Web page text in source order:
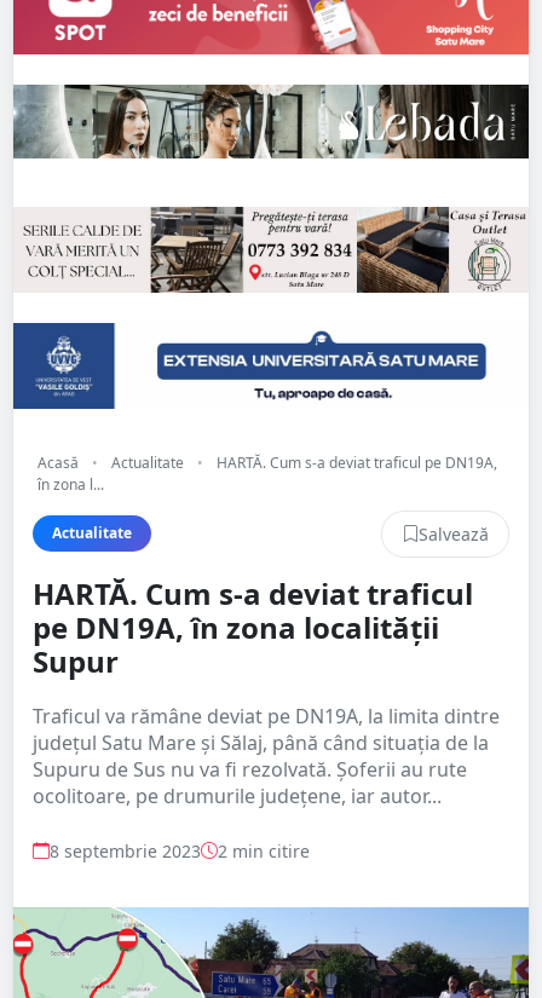
Acasă • Actualitate •
HARTĂ. Cum s-a deviat traficul pe DN19A,
în zona l...
Actualitate Salvează
HARTĂ. Cum s-a deviat traficul
pe DN19A, în zona localității
Supur
Traficul va rămâne deviat pe DN19A, la limita dintre
județul Satu Mare și Sălaj, până când situația de la
Supuru de Sus nu va fi rezolvată. Șoferii au rute
ocolitoare, pe drumurile județene, iar autor...
8 septembrie 2023 2 min citire